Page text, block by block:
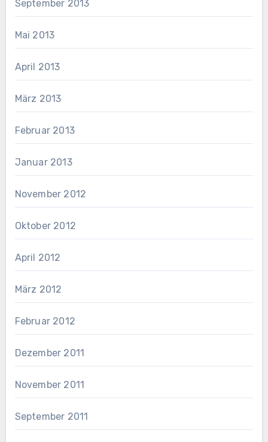
September 2013
Mai 2013
April 2013
März 2013
Februar 2013
Januar 2013
November 2012
Oktober 2012
April 2012
März 2012
Februar 2012
Dezember 2011
November 2011
September 2011